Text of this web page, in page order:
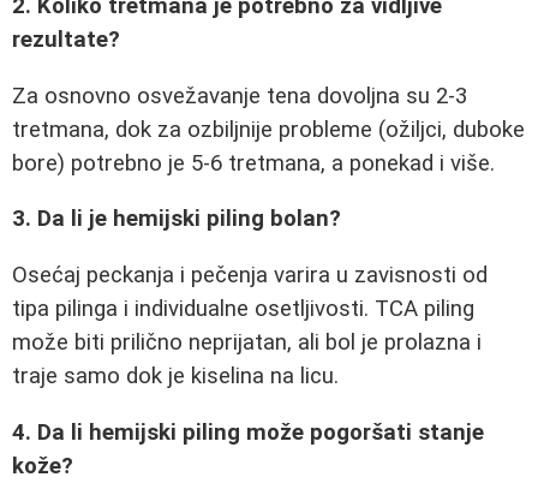
2. Koliko tretmana je potrebno za vidljive
rezultate?
Za osnovno osvežavanje tena dovoljna su 2-3
tretmana, dok za ozbiljnije probleme (ožiljci, duboke
bore) potrebno je 5-6 tretmana, a ponekad i više.
3. Da li je hemijski piling bolan?
Osećaj peckanja i pečenja varira u zavisnosti od
tipa pilinga i individualne osetljivosti. TCA piling
može biti prilično neprijatan, ali bol je prolazna i
traje samo dok je kiselina na licu.
4. Da li hemijski piling može pogoršati stanje
kože?